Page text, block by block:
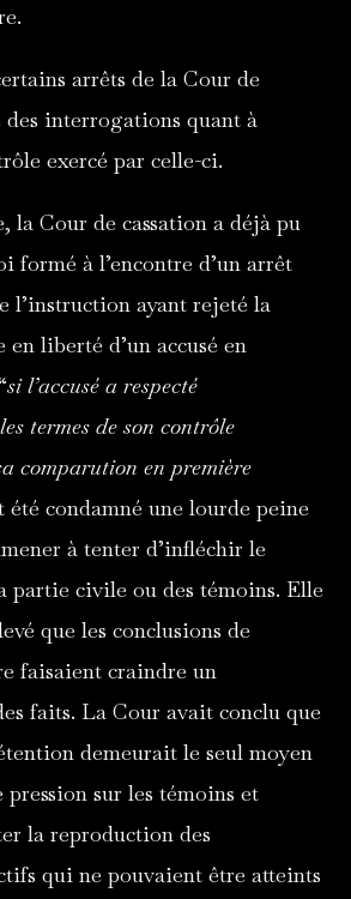
arrêts de la Cour de
des interrogations quant à
exercé par celle-ci.
la Cour de cassation a déjà pu
formé à l’encontre d’un arrêt
l’instruction ayant rejeté la
en liberté d’un accusé en
si l’accusé a respecté
termes de son contrôle
comparution en première
condamné une lourde peine
à tenter d’infléchir le
partie civile ou des témoins. Elle
que les conclusions de
faisaient craindre un
faits. La Cour avait conclu que
demeurait le seul moyen
sur les témoins et
la reproduction des
qui ne pouvaient être atteints